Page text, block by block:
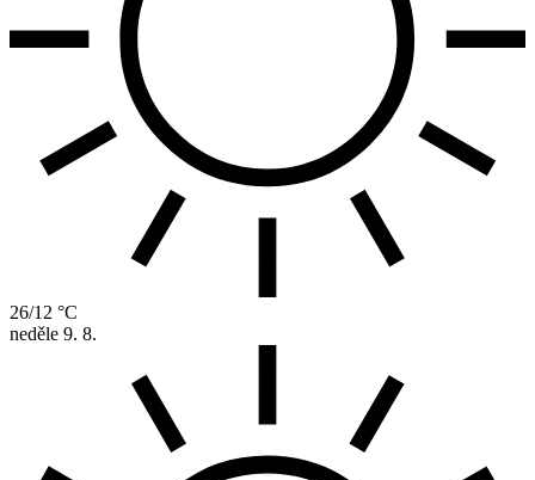
26/12 °C
neděle 9. 8.